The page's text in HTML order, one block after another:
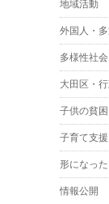
地域活動
外国人・
多様性社会
大田区・
子供の貧困
子育て支
形になった
情報公開